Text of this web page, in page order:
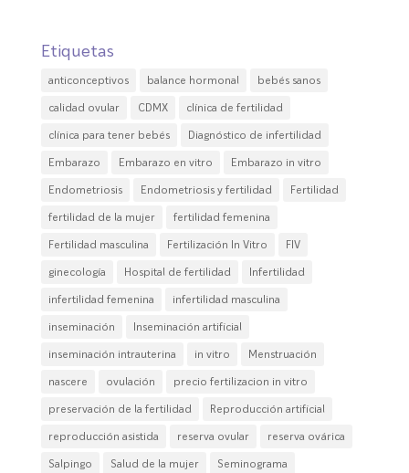
Etiquetas
anticonceptivos balance hormonal
bebés sanos
calidad ovular
CDMX
clínica de fertilidad
clínica para tener bebés
Diagnóstico de infertilidad
Embarazo
Embarazo en vitro
Embarazo in vitro
Endometriosis
Endometriosis y fertilidad
Fertilidad
fertilidad de la mujer
fertilidad femenina
Fertilidad masculina
Fertilización In Vitro
FIV
ginecología
Hospital de fertilidad
Infertilidad
infertilidad femenina
infertilidad masculina
inseminación
Inseminación artificial
inseminación intrauterina
in vitro
Menstruación
nascere
ovulación
precio fertilizacion in vitro
preservación de la fertilidad
Reproducción artificial
reproducción asistida
reserva ovular
reserva ovárica
Salpingo
Salud de la mujer Seminograma